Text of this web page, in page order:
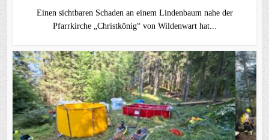
Einen sichtbaren Schaden an einem Lindenbaum nahe der
Pfarrkirche „Christkönig“ von Wildenwart hat...